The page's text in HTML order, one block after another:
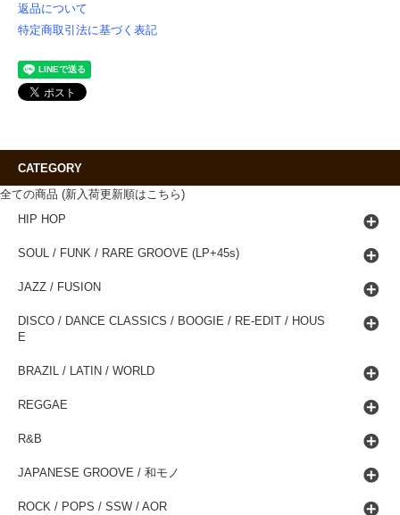
返品について
特定商取引法に基づく表記
CATEGORY
全ての商品 (新入荷更新順はこちら)
HIP HOP
SOUL / FUNK / RARE GROOVE (LP+45s)
JAZZ / FUSION
DISCO / DANCE CLASSICS / BOOGIE / RE-EDIT / HOUS
E
BRAZIL / LATIN / WORLD
REGGAE
R&B
JAPANESE GROOVE / 和モノ
ROCK / POPS / SSW / AOR